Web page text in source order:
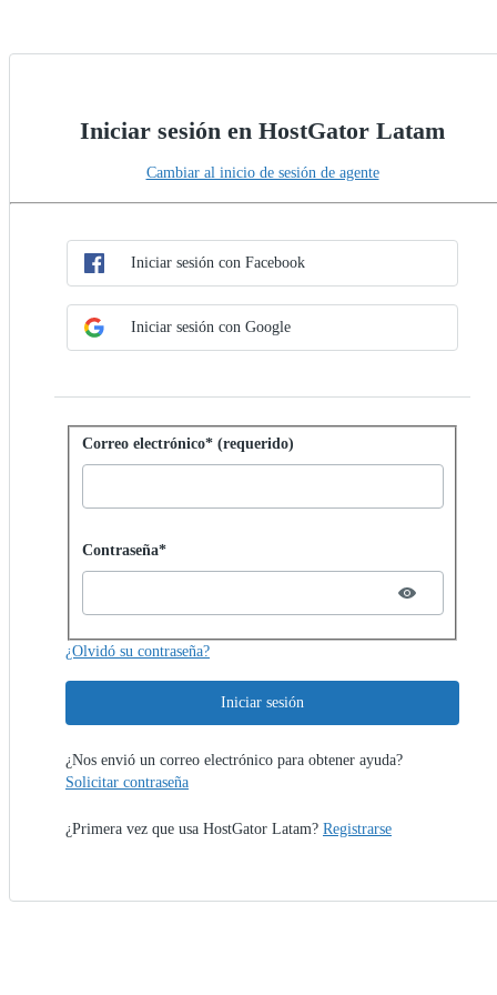
Iniciar sesión en HostGator Latam
Cambiar al inicio de sesión de agente
Iniciar sesión con SSO
Iniciar sesión con Facebook
Iniciar sesión con Google
Iniciar sesión con contraseña
Correo electrónico* (requerido)
Password hidden
Contraseña*
¿Olvidó su contraseña?
Iniciar sesión
¿Nos envió un correo electrónico para obtener ayuda?
Solicitar contraseña
¿Primera vez que usa HostGator Latam? Registrarse